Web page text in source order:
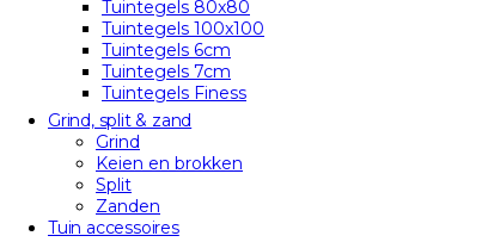
Tuintegels 80x80
Tuintegels 100x100
Tuintegels 6cm
Tuintegels 7cm
Tuintegels Finess
Grind, split & zand
Grind
Keien en brokken
Split
Zanden
Tuin accessoires